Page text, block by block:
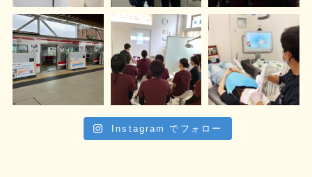
Instagram でフォロー